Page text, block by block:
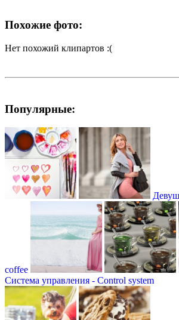
Похожие фото:
Нет похожий клипартов :(
Популярные:
coffee
Система управления - Сontrol system